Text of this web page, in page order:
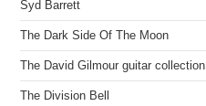
Syd Barrett
The Dark Side Of The Moon
The David Gilmour guitar collection
The Division Bell